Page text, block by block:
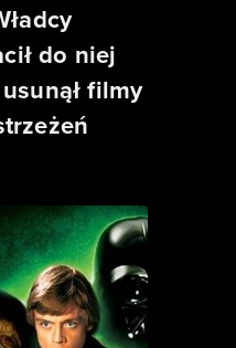
do niej
filmy